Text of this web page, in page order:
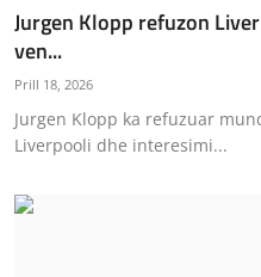
Jurgen Klopp refuzon
ven...
Prill 18, 2026
Jurgen Klopp ka refuzuar
Liverpooli dhe interesimi...